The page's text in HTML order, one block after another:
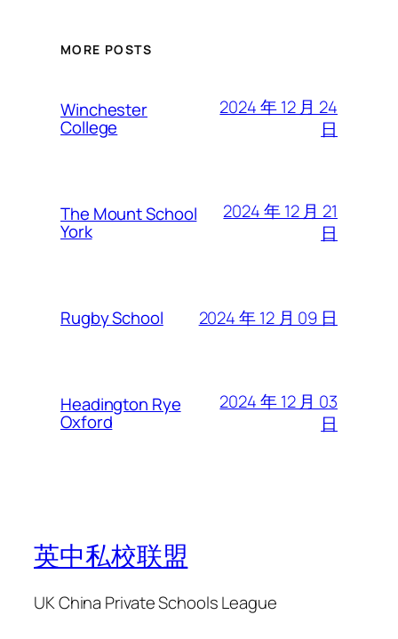
MORE POSTS
Winchester
College
2024 年 12 月 24
日
The Mount School
York
2024 年 12 月 21
日
Rugby School 2024 年 12 月 09 日
Headington Rye
Oxford
2024 年 12 月 03
日
英中私校联盟
UK China Private Schools League